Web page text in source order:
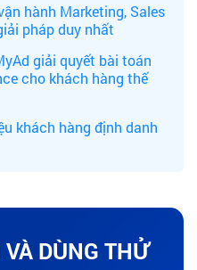
hành Marketing, Sales
pháp duy nhất
giải quyết bài toán
cho khách hàng thế
khách hàng định danh
DÙNG THỬ